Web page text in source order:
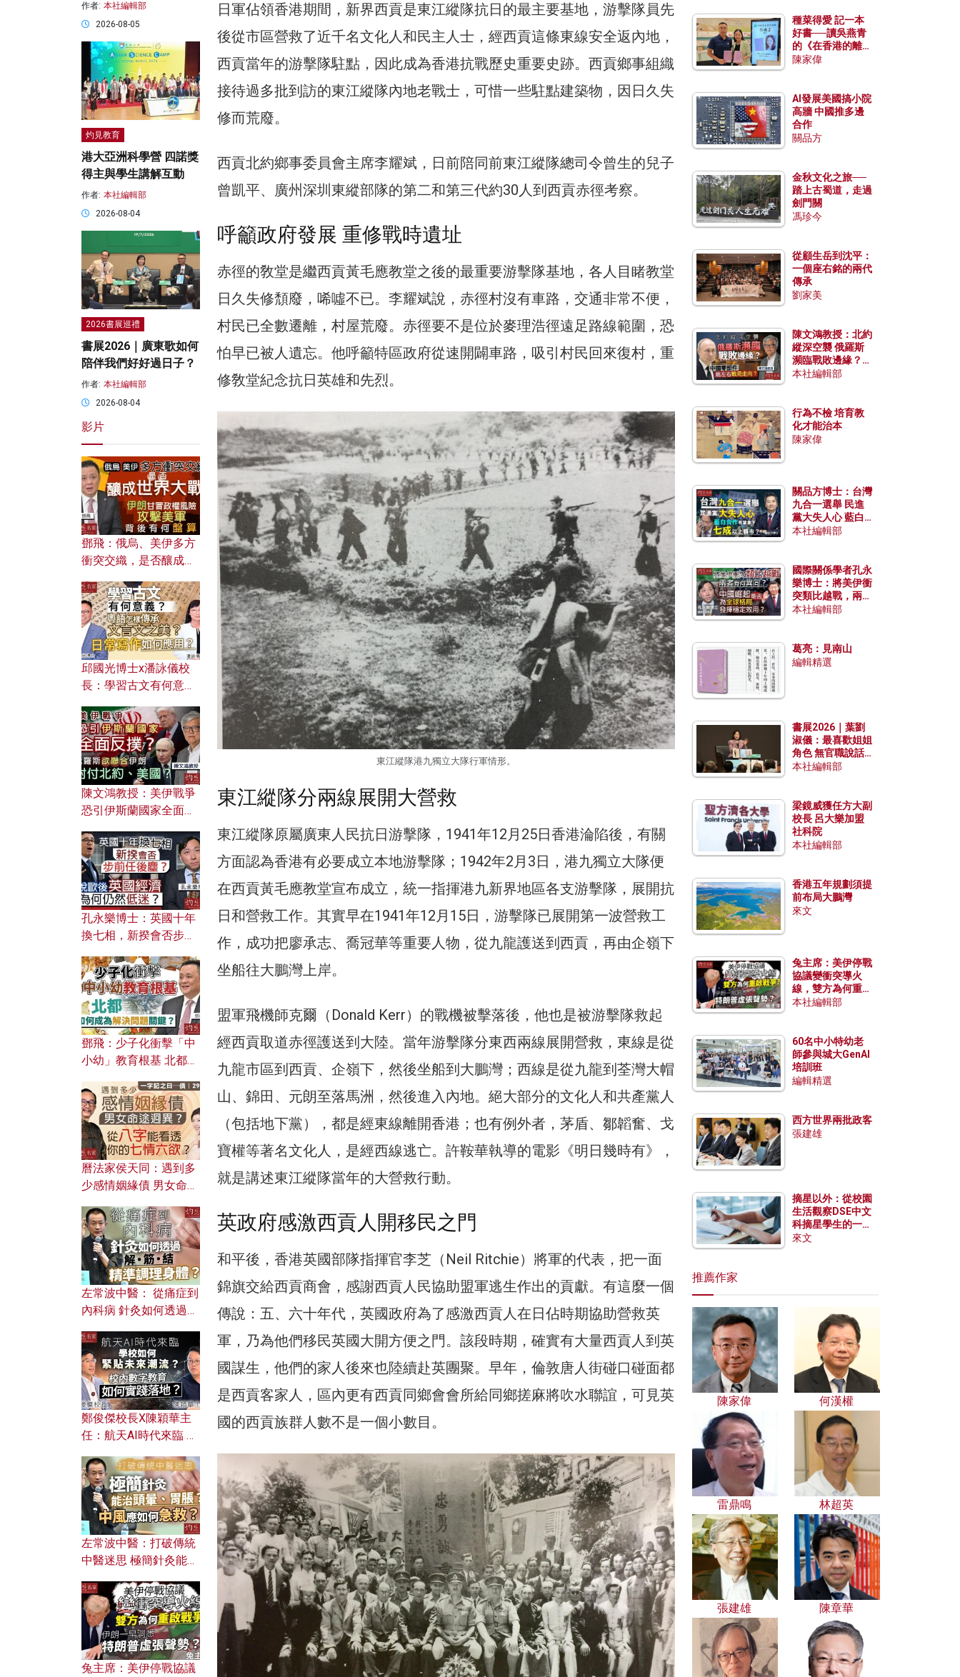
日軍佔領香港期間，新界西貢是東江縱隊抗日的最主要基地，游擊隊員先
後從市區營救了近千名文化人和民主人士，經西貢這條東線安全返內地，
西貢當年的游擊隊駐點，因此成為香港抗戰歷史重要史跡。西貢鄉事組織
接待過多批到訪的東江縱隊內地老戰士，可惜一些駐點建築物，因日久失
修而荒廢。
西貢北約鄉事委員會主席李耀斌，日前陪同前東江縱隊總司令曾生的兒子
曾凱平、廣州深圳東縱部隊的第二和第三代約30人到西貢赤徑考察。
呼籲政府發展 重修戰時遺址
赤徑的敎堂是繼西貢黃毛應教堂之後的最重要游擊隊基地，各人目睹教堂
日久失修頹廢，唏噓不已。李耀斌說，赤徑村沒有車路，交通非常不便，
村民已全數遷離，村屋荒廢。赤徑要不是位於麥理浩徑遠足路線範圍，恐
怕早已被人遺忘。他呼籲特區政府從速開闢車路，吸引村民回來復村，重
修敎堂紀念抗日英雄和先烈。
東江縱隊港九獨立大隊行軍情形。
東江縱隊分兩線展開大營救
東江縱隊原屬廣東人民抗日游擊隊，1941年12月25日香港淪陷後，有關
方面認為香港有必要成立本地游擊隊；1942年2月3日，港九獨立大隊便
在西貢黃毛應教堂宣布成立，統一指揮港九新界地區各支游擊隊，展開抗
日和營救工作。其實早在1941年12月15日，游擊隊已展開第一波營救工
作，成功把廖承志、喬冠華等重要人物，從九龍護送到西貢，再由企嶺下
坐船往大鵬灣上岸。
盟軍飛機師克爾（Donald Kerr）的戰機被擊落後，他也是被游擊隊救起
經西貢取道赤徑護送到大陸。當年游擊隊分東西兩線展開營救，東線是從
九龍市區到西貢、企嶺下，然後坐船到大鵬灣；西線是從九龍到荃灣大帽
山、錦田、元朗至落馬洲，然後進入內地。絕大部分的文化人和共產黨人
（包括地下黨），都是經東線離開香港；也有例外者，茅盾、鄒韜奮、戈
寶權等著名文化人，是經西線逃亡。許鞍華執導的電影《明日幾時有》，
就是講述東江縱隊當年的大營救行動。
英政府感激西貢人開移民之門
和平後，香港英國部隊指揮官李芝（Neil Ritchie）將軍的代表，把一面
錦旗交給西貢商會，感謝西貢人民協助盟軍逃生作出的貢獻。有這麼一個
傳說：五、六十年代，英國政府為了感激西貢人在日佔時期協助營救英
軍，乃為他們移民英國大開方便之門。該段時期，確實有大量西貢人到英
國謀生，他們的家人後來也陸續赴英團聚。早年，倫敦唐人街碰口碰面都
是西貢客家人，區內更有西貢同鄉會會所給同鄉搓麻將吹水聯誼，可見英
國的西貢族群人數不是一個小數目。
作者: 本社編輯部
2026-08-05
灼見教育
港大亞洲科學營 四諾獎
得主與學生講解互動
作者: 本社編輯部
2026-08-04
2026書展巡禮
書展2026｜廣東歌如何
陪伴我們好好過日子？
作者: 本社編輯部
2026-08-04
影片
鄧飛：俄烏、美伊多方
衝突交織，是否釀成世
風險攻擊美軍，背後有
何盤算？
邱國光博士x潘詠儀校
長：學習古文有何意
文之美？ 日常寫作如何
應用？
陳文鴻教授：美伊戰爭
恐引伊斯蘭國家全面反
對付北約美國？
孔永樂博士：英國十年
換七相，新揆會否步前
濟為何仍然低迷？
鄧飛：少子化衝擊「中
小幼」教育根基 北都如
曆法家侯天同：遇到多
少感情姻緣債 男女命途
的七情六欲？
左常波中醫： 從痛症到
內科病 針灸如何透過解
鄭俊傑校長X陳穎華主
任：航天AI時代來臨 學
校內數字教育如何實踐
落地？
左常波中醫：打破傳統
中醫迷思 極簡針灸能治
何急救？
兔主席：美伊停戰協議
種菜得愛 記一本
好書──讀吳燕青
的《在香港的離島
種菜》
陳家偉
AI發展美國搞小院
高牆 中國推多邊
合作
關品方
金秋文化之旅──
踏上古蜀道，走過
劍門關
馮珍今
從顧生岳到沈平：
一個座右銘的兩代
傳承
劉家美
陳文鴻教授：北約
縱深空襲 俄羅斯
瀕臨戰敗邊緣？中
國零部件能左右戰
本社編輯部
行為不檢 培育教
化才能治本
陳家偉
關品方博士：台灣
九合一選舉 民進
黨大失人心 藍白
合作有望拿下七成
本社編輯部
國際關係學者孔永
樂博士：將美伊衝
突類比越戰，兩者
有何異同？中國崛
本社編輯部
葛亮：見南山
編輯精選
書展2026｜葉劉
淑儀：最喜歡姐姐
角色 無官職說話
包袱少
本社編輯部
梁鏡威獲任方大副
校長 呂大樂加盟
社科院
本社編輯部
香港五年規劃須提
前布局大鵬灣
來文
兔主席：美伊停戰
協議變衝突導火
線，雙方為何重啟
戰爭？伊朗一早洞
本社編輯部
60名中小特幼老
師參與城大GenAI
培訓班
編輯精選
西方世界兩批政客
張建雄
摘星以外：從校園
生活觀察DSE中文
科摘星學生的一點
特質
來文
推薦作家
陳家偉 何漢權
雷鼎鳴 林超英
張建雄 陳章華